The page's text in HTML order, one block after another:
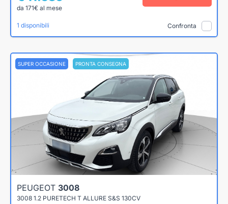
da 171€ al mese
1 disponibili Confronta
SUPER OCCASIONE PRONTA CONSEGNA
PEUGEOT 3008
3008 1.2 PURETECH T ALLURE S&S 130CV